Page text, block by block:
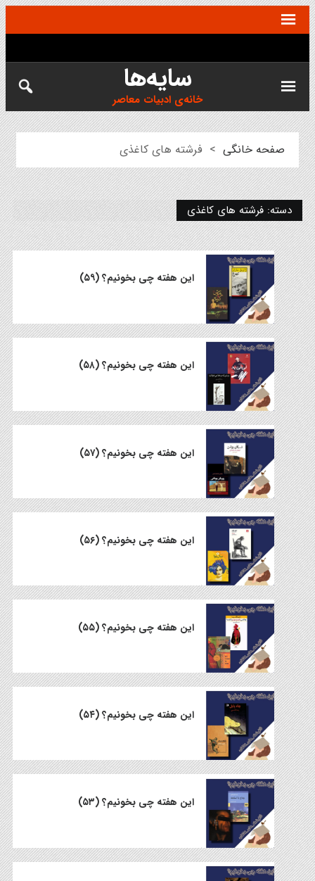
سایه‌ها
خانه‌ی ادبیات معاصر
صفحه خانگی > فرشته های کاغذی
دسته: فرشته های کاغذی
این هفته چی بخونیم؟ (۵۹)
این هفته چی بخونیم؟ (۵۸)
این هفته چی بخونیم؟ (۵۷)
این هفته چی بخونیم؟ (۵۶)
این هفته چی بخونیم؟ (۵۵)
این هفته چی بخونیم؟ (۵۴)
این هفته چی بخونیم؟ (۵۳)